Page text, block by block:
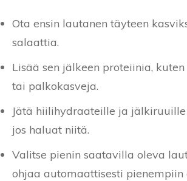
Ota ensin lautanen täyteen
salaattia.
Lisää sen jälkeen proteiinia,
tai palkokasveja.
Jätä hiilihydraateille ja
jos haluat niitä.
Valitse pienin saatavilla oleva
ohjaa automaattisesti pienempiin